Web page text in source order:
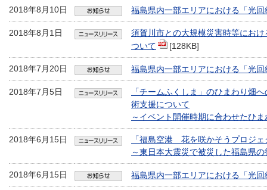
2018年8月10日 福島県内一部エリアにおける「光
2018年8月1日
須賀川市との大規模災害時等にお
ついて
[128KB]
2018年7月20日 福島県内一部エリアにおける「光
2018年7月5日
「チームふくしま」のひまわり畑
術支援について
～イベント開催時期に合わせたひ
2018年6月15日
「福島空港 花を咲かそうプロジ
～東日本大震災で被災した福島県
2018年6月15日 福島県内一部エリアにおける「光